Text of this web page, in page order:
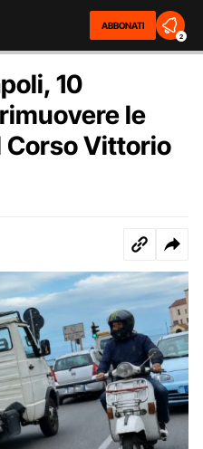
ABBONATI
2
10
le
Corso Vittorio